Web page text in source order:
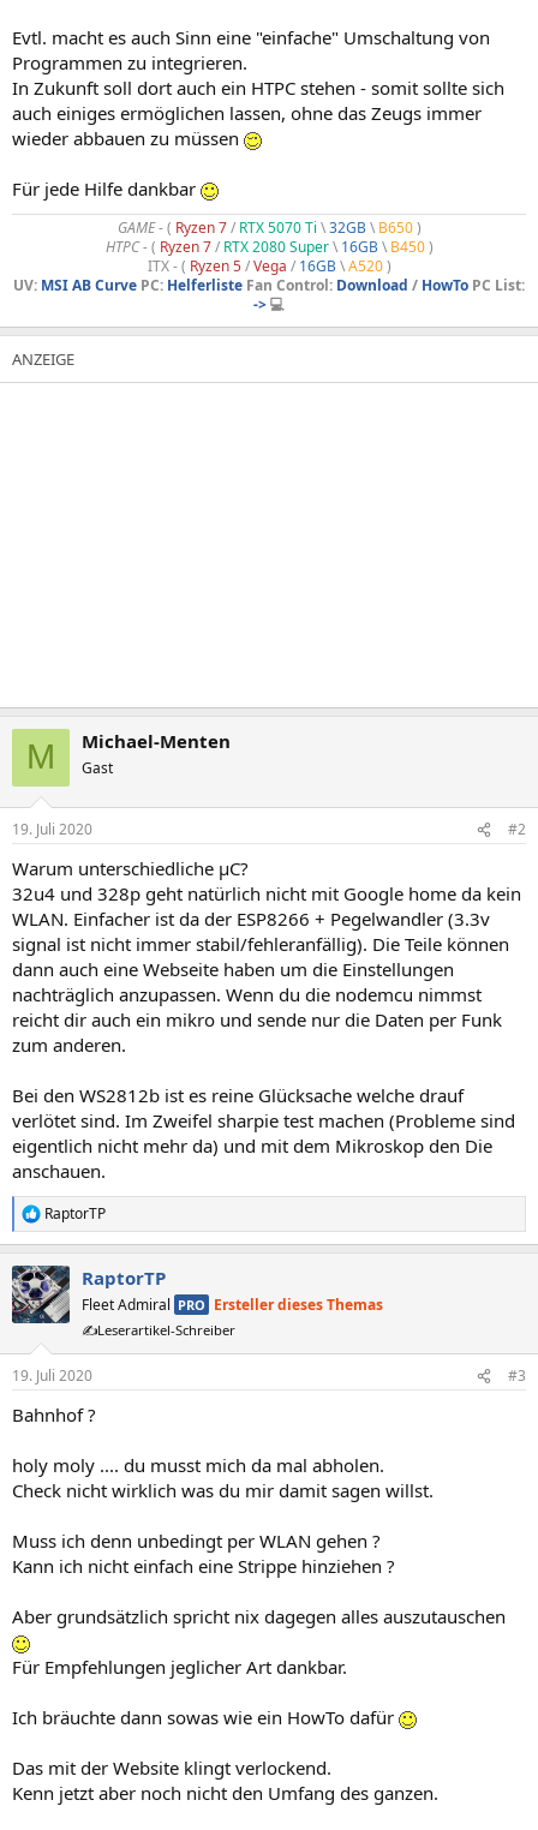
Evtl. macht es auch Sinn eine "einfache" Umschaltung von
Programmen zu integrieren.
In Zukunft soll dort auch ein HTPC stehen - somit sollte sich
auch einiges ermöglichen lassen, ohne das Zeugs immer
wieder abbauen zu müssen
Für jede Hilfe dankbar
GAME- ( Ryzen 7/ RTX 5070 Ti \32GB\ B650)
HTPC -( Ryzen 7/ RTX 2080 Super\ 16GB\ B450)
ITX - ( Ryzen 5/Vega / 16GB\A520)
UV: MSI AB Curve PC: Helferliste Fan Control: Download / HowTo PC List:
->💻
M Michael-Menten
Gast
19. Juli 2020 #2
Warum unterschiedliche µC?
32u4 und 328p geht natürlich nicht mit Google home da kein
WLAN. Einfacher ist da der ESP8266 + Pegelwandler (3.3v
signal ist nicht immer stabil/fehleranfällig). Die Teile können
dann auch eine Webseite haben um die Einstellungen
nachträglich anzupassen. Wenn du die nodemcu nimmst
reicht dir auch ein mikro und sende nur die Daten per Funk
zum anderen.
Bei den WS2812b ist es reine Glücksache welche drauf
verlötet sind. Im Zweifel sharpie test machen (Probleme sind
eigentlich nicht mehr da) und mit dem Mikroskop den Die
anschauen.
R
e
k
t
i
n
e
n
:
RaptorTP
RaptorTP
Fleet Admiral PRO Ersteller dieses Themas
✍️Leserartikel-Schreiber
19. Juli 2020 #3
Bahnhof ?
holy moly .... du musst mich da mal abholen.
Check nicht wirklich was du mir damit sagen willst.
Muss ich denn unbedingt per WLAN gehen ?
Kann ich nicht einfach eine Strippe hinziehen ?
Aber grundsätzlich spricht nix dagegen alles auszutauschen
Für Empfehlungen jeglicher Art dankbar.
Ich bräuchte dann sowas wie ein HowTo dafür
Das mit der Website klingt verlockend.
Kenn jetzt aber noch nicht den Umfang des ganzen.